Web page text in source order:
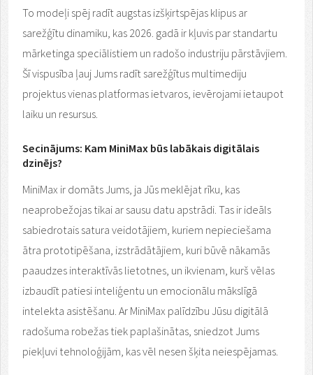
To modeļi spēj radīt augstas izšķirtspējas klipus ar
sarežģītu dinamiku, kas 2026. gadā ir kļuvis par standartu
mārketinga speciālistiem un radošo industriju pārstāvjiem.
Šī vispusība ļauj Jums radīt sarežģītus multimediju
projektus vienas platformas ietvaros, ievērojami ietaupot
laiku un resursus.
Secinājums: Kam MiniMax būs labākais digitālais
dzinējs?
MiniMax ir domāts Jums, ja Jūs meklējat rīku, kas
neaprobežojas tikai ar sausu datu apstrādi. Tas ir ideāls
sabiedrotais satura veidotājiem, kuriem nepieciešama
ātra prototipēšana, izstrādātājiem, kuri būvē nākamās
paaudzes interaktīvās lietotnes, un ikvienam, kurš vēlas
izbaudīt patiesi inteliģentu un emocionālu mākslīgā
intelekta asistēšanu. Ar MiniMax palīdzību Jūsu digitālā
radošuma robežas tiek paplašinātas, sniedzot Jums
piekļuvi tehnoloģijām, kas vēl nesen šķita neiespējamas.